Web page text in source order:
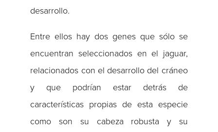
desarrollo.
Entre ellos hay dos genes que sólo se
encuentran seleccionados en el jaguar,
relacionados con el desarrollo del cráneo
y que podrían estar detrás de
características propias de esta especie
como son su cabeza robusta y su